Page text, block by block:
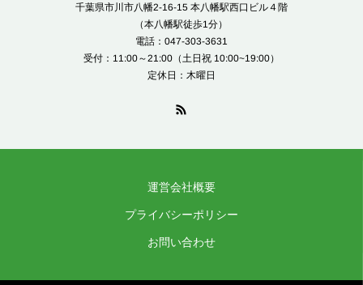
千葉県市川市八幡2-16-15 本八幡駅西口ビル４階
（本八幡駅徒歩1分）
電話：047-303-3631
受付：11:00～21:00（土日祝 10:00~19:00）
定休日：木曜日
運営会社概要
プライバシーポリシー
お問い合わせ